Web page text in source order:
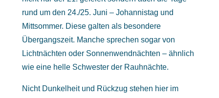
rund um den 24./25. Juni – Johannistag und
Mittsommer. Diese galten als besondere
Übergangszeit. Manche sprechen sogar von
Lichtnächten oder Sonnenwendnächten – ähnlich
wie eine helle Schwester der Rauhnächte.
Nicht Dunkelheit und Rückzug stehen hier im